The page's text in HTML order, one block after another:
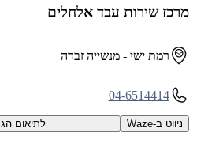
מרכז שירות עבד אלחלים
רמת ישי - מנשייה זבדה
04-6514414
ניווט ב-Waze לתיאום הגעה